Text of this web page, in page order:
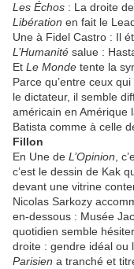
Les Échos : La droite
Libération en fait le
Une à Fidel Castro : Il
L’Humanité salue :
Et Le Monde tente la
Parce qu’entre ceux
le dictateur, il semble
américain en Amérique
Batista comme à celle
Fillon
En Une de L’Opinion ,
c’est le dessin de Kak
devant une vitrine
Nicolas Sarkozy
en-dessous : Musée
quotidien semble
droite : gendre idéal ou
Parisien a tranché et